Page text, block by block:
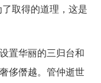
取得的道理，这是
置华丽的三归台和
侈僭越。管仲逝世